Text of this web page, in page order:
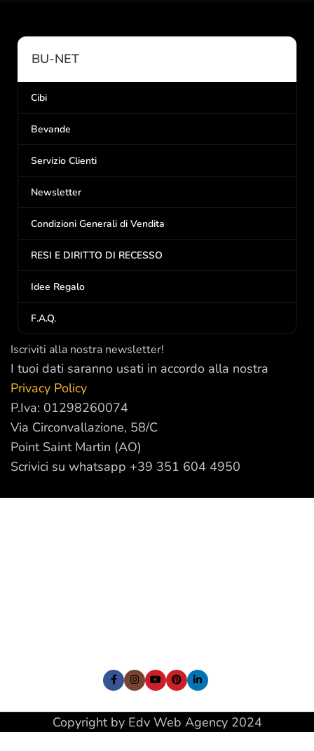
BU-NET
Cibi
Bevande
Servizio Clienti
Newsletter
Condizioni Generali di Vendita
RESI E DIRITTO DI RECESSO
Idee Regalo
F.A.Q.
Iscriviti alla nostra newsletter!
I tuoi dati saranno usati in accordo alla nostra
Privacy Policy
P.Iva: 01298260074
Via Circonvallazione, 58/C
Point Saint Martin (AO)
Scrivici su whatsapp +39 351 604 4950
Copyright by Edv Web Agency 2024